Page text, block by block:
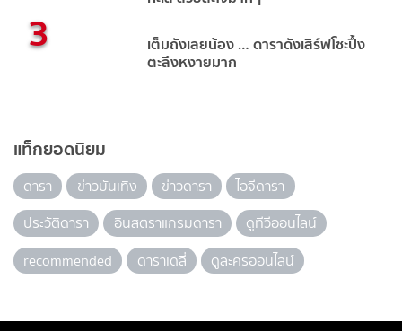
3 เต็มถังเลยน้อง … ดาราดังเสิร์ฟโซะปึ้ง
ตะลึงหงายมาก
แท็กยอดนิยม
ดารา ข่าวบันเทิง ข่าวดารา
ไอจีดารา
ประวัติดารา
อินสตราแกรมดารา
ดูทีวีออนไลน์
recommended
ดาราเดลี่ ดูละครออนไลน์